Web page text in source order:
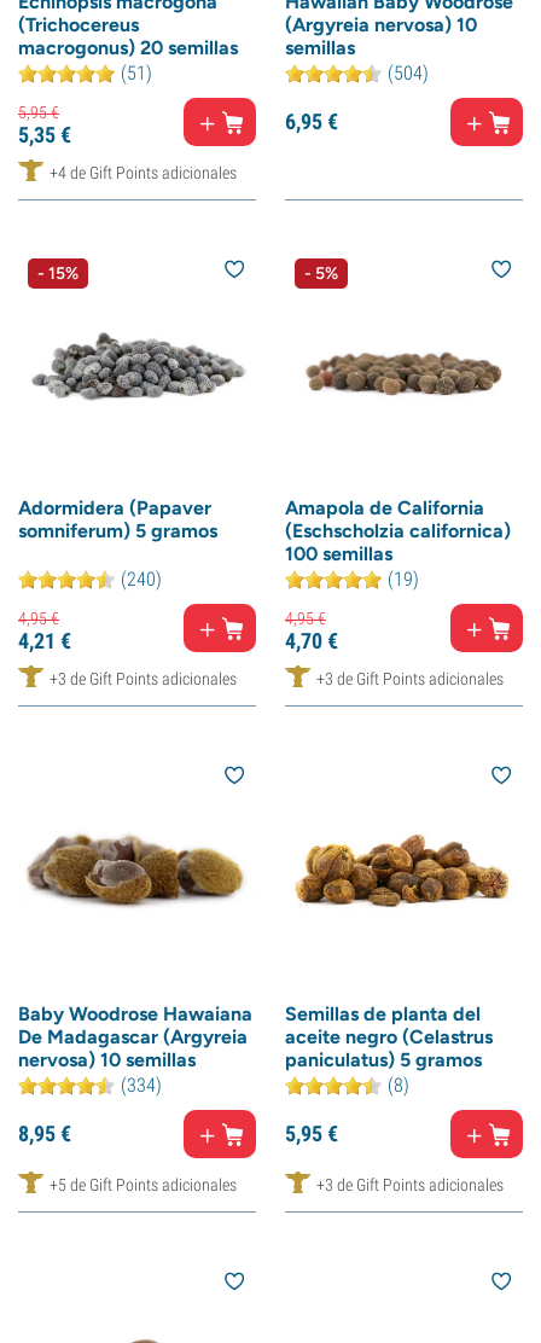
(Trichocereus
macrogonus) 20 semillas
(51)
5,95€
5,35€
+4 de Gift Points adicionales
(Argyreia nervosa) 10
semillas
(504)
6,95€
- 15%
Adormidera (Papaver
somniferum) 5 gramos
(240)
4,95€
4,21 €
+3 de Gift Points adicionales
- 5%
Amapola de California
(Eschscholzia californica)
100 semillas
(19)
4,95€
4,70€
+3 de Gift Points adicionales
Baby Woodrose Hawaiana
De Madagascar (Argyreia
nervosa) 10 semillas
(334)
8,95€
+5 de Gift Points adicionales
Semillas de planta del
aceite negro (Celastrus
paniculatus) 5 gramos
(8)
5,95€
+3 de Gift Points adicionales